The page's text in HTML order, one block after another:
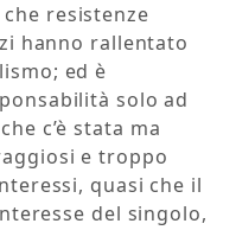
resistenze
hanno rallentato
ed è
solo ad
c’è stata ma
e troppo
quasi che il
del singolo,